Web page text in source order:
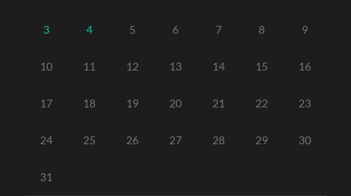
3 4 5 6 7 8 9
10 11 12 13 14 15 16
17 18 19 20 21 22 23
24 25 26 27 28 29 30
31